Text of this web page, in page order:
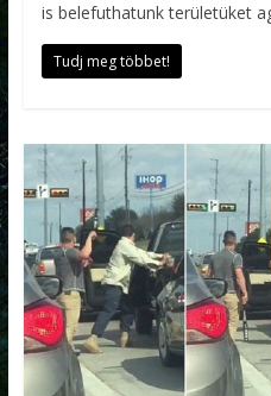
is belefuthatunk területüket
Tudj meg többet!